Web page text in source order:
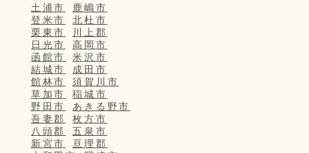
土浦市
鹿嶋市
登米市
北杜市
栗東市
川上郡
日光市
高岡市
函館市
米沢市
結城市
成田市
館林市
須賀川市
草加市
稲城市
野田市
あきる野市
吾妻郡
枚方市
八頭郡
五泉市
新宮市
亘理郡